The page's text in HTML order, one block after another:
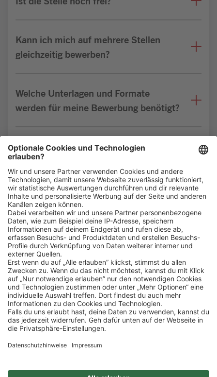
Kann ich mich auf mehrere Stellen
gleichzeitig bewerben?
Welche Unterlagen und Formate
werden für meine Bewerbung benötigt?
Bin ich für die Stelle geeignet?
Klickehier, um alle offenen Jobs zu sehen.
Impressum Datenschutz
Privatsphäre-Einstellungen
FAQ
Veranstaltungen
Sitemap